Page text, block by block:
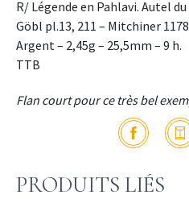
R/ Légende en Pahlavi. Autel
Göbl pl.13, 211 – Mitchiner 1178
Argent – 2,45g – 25,5mm – 9 h.
TTB
Flan court pour ce très bel
PRODUITS LIÉS